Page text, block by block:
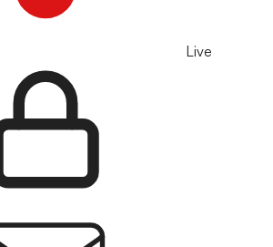
Live